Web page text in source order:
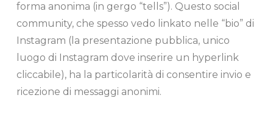
forma anonima (in gergo “tells”). Questo social
community, che spesso vedo linkato nelle “bio” di
Instagram (la presentazione pubblica, unico
luogo di Instagram dove inserire un hyperlink
cliccabile), ha la particolarità di consentire invio e
ricezione di messaggi anonimi.